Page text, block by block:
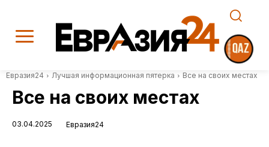
Евразия24 Лучшая информационная пятерка Все на своих местах
Все на своих местах
03.04.2025 Евразия24